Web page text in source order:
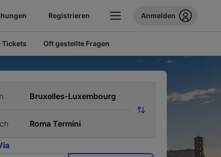
Registrieren Anmelden
Tickets Oft gestellte Fragen